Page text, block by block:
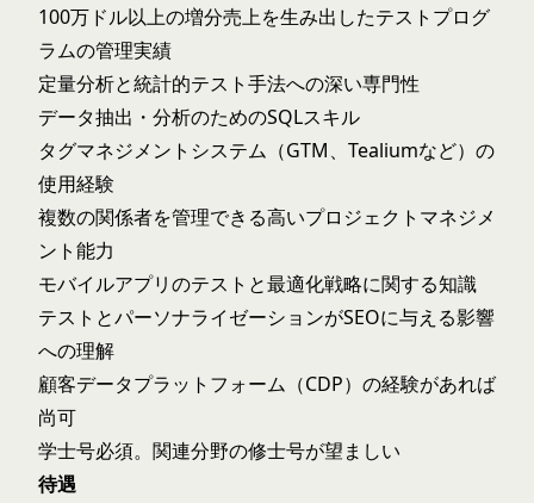
100万ドル以上の増分売上を生み出したテストプログ
ラムの管理実績
定量分析と統計的テスト手法への深い専門性
データ抽出・分析のためのSQLスキル
タグマネジメントシステム（GTM、Tealiumなど）の
使用経験
複数の関係者を管理できる高いプロジェクトマネジメ
ント能力
モバイルアプリのテストと最適化戦略に関する知識
テストとパーソナライゼーションがSEOに与える影響
への理解
顧客データプラットフォーム（CDP）の経験があれば
尚可
学士号必須。関連分野の修士号が望ましい
待遇